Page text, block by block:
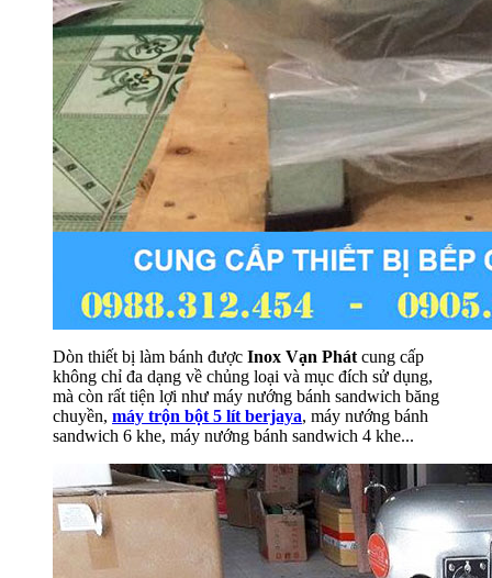
Dòn thiết bị làm bánh được Inox Vạn Phát cung cấp
không chỉ đa dạng về chủng loại và mục đích sử dụng,
mà còn rất tiện lợi như máy nướng bánh sandwich băng
chuyền, máy trộn bột 5 lít berjaya, máy nướng bánh
sandwich 6 khe, máy nướng bánh sandwich 4 khe...